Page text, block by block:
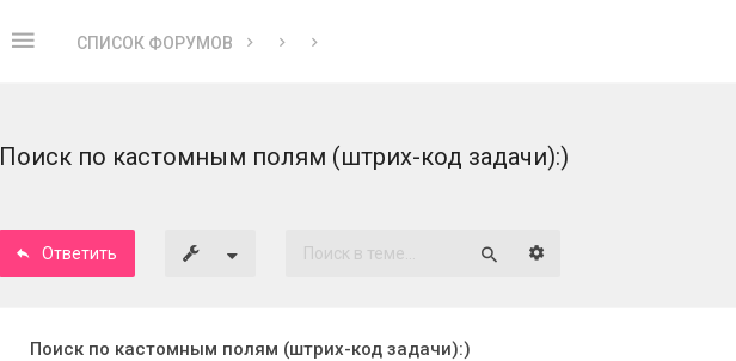
СПИСОК ФОРУМОВ
Поиск по кастомным полям (штрих-код задачи):)
Ответить
Расширенный поиск
Поиск по кастомным полям (штрих-код задачи):)